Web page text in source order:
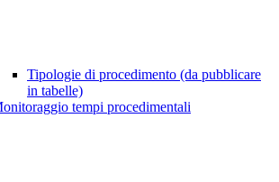
Tipologie di procedimento (da pubblicare
in tabelle)
tempi procedimentali